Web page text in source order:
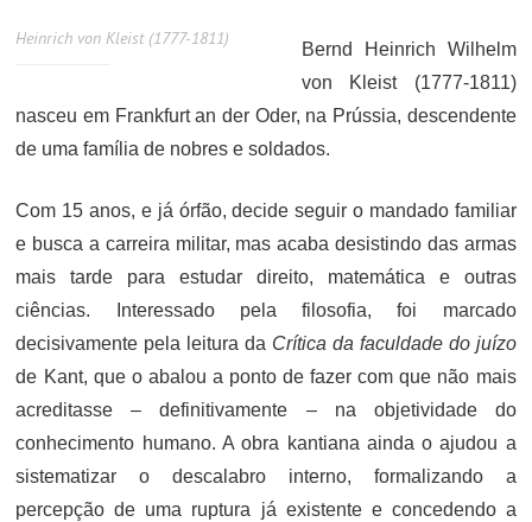
Heinrich von Kleist (1777-1811)
Bernd Heinrich Wilhelm
von Kleist (1777-1811)
nasceu em Frankfurt an der Oder, na Prússia, descendente
de uma família de nobres e soldados.
Com 15 anos, e já órfão, decide seguir o mandado familiar
e busca a carreira militar, mas acaba desistindo das armas
mais tarde para estudar direito, matemática e outras
ciências. Interessado pela filosofia, foi marcado
decisivamente pela leitura da Crítica da faculdade do juízo
de Kant, que o abalou a ponto de fazer com que não mais
acreditasse – definitivamente – na objetividade do
conhecimento humano. A obra kantiana ainda o ajudou a
sistematizar o descalabro interno, formalizando a
percepção de uma ruptura já existente e concedendo a